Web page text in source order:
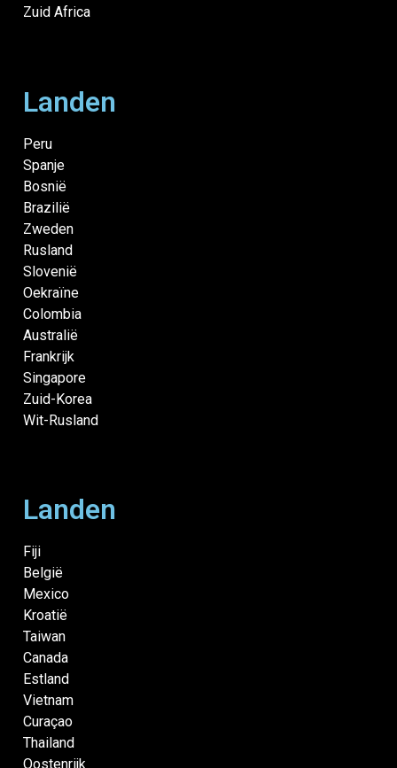
Zuid Africa
Landen
Peru
Spanje
Bosnië
Brazilië
Zweden
Rusland
Slovenië
Oekraïne
Colombia
Australië
Frankrijk
Singapore
Zuid-Korea
Wit-Rusland
Landen
Fiji
België
Mexico
Kroatië
Taiwan
Canada
Estland
Vietnam
Curaçao
Thailand
Oostenrijk